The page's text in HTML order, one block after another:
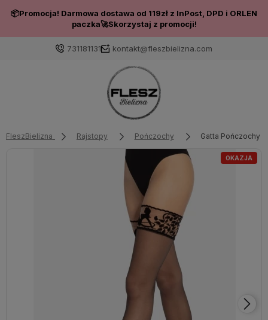
📦Promocja! Darmowa dostawa od 119zł z InPost, DPD i ORLEN
paczka🚀Skorzystaj z promocji!
731181131 kontakt@fleszbielizna.com
Zaloguj się
Wybierz coś dla siebie z naszej aktualnej oferty lub
zaloguj się, aby przywrócić dodane produkty do listy
z poprzedniej sesji.
FleszBielizna Rajstopy Pończochy Gatta Pończochy
OKAZJA